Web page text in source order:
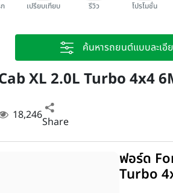
เปรียบเทียบ รีวิว โปรโมชั่น
ค้นหารถยนต์แบบละเอี
XL 2.0L Turbo 4x4
18,246Share
ฟอร์ด
Turbo